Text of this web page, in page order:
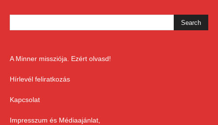
A Minner missziója. Ezért olvasd!
Hírlevél feliratkozás
Kapcsolat
Impresszum és Médiaajánlat,